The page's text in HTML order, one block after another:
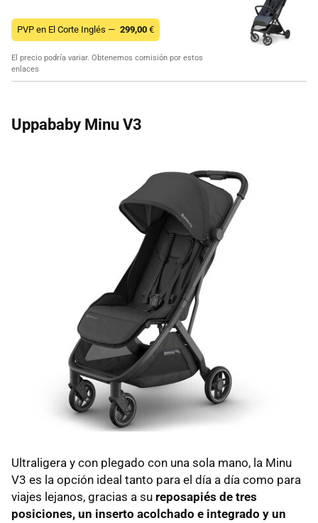
PVP en El Corte Inglés — 299,00 €
El precio podría variar. Obtenemos comisión por estos
enlaces
Uppababy Minu V3
Ultraligera y con plegado con una sola mano, la Minu
V3 es la opción ideal tanto para el día a día como para
viajes lejanos, gracias a su reposapiés de tres
posiciones, un inserto acolchado e integrado y un